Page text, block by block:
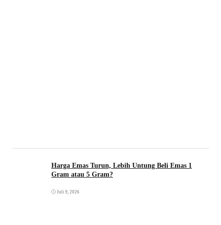
Harga Emas Turun, Lebih Untung Beli Emas 1
Gram atau 5 Gram?
Juli 9, 2026